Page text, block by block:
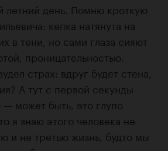
летний день. Помню кроткую
кепка натянута на
в тени, но сами глаза сияют
проницательностью.
страх: вдруг будет стена,
А тут с первой секунды
— может быть, это глупо
я знаю этого человека не
и не третью жизнь, будто мы